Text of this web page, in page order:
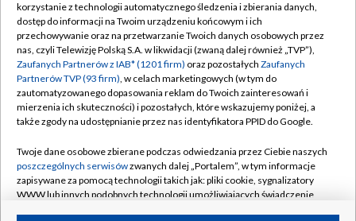
TVP
Abonament TVP
Emisja w TVP
Centrum informacji TVP
Naziemna Telewizja Cyfrowa
Rada Programowa
System NOS
Informacje o nadawcy
Regulamin TVP
Polityka prywatności
Moje zgody
Pomoc
Kontakt
Kanały
korzystanie z technologii automatycznego śledzenia i zbierania danych,
dostęp do informacji na Twoim urządzeniu końcowym i ich
przechowywanie oraz na przetwarzanie Twoich danych osobowych przez
nas, czyli Telewizję Polską S.A. w likwidacji (zwaną dalej również „TVP”),
Zaufanych Partnerów z IAB* (1201 firm) oraz pozostałych Zaufanych
Partnerów TVP (93 firm), w celach marketingowych (w tym do
zautomatyzowanego dopasowania reklam do Twoich zainteresowań i
mierzenia ich skuteczności) i pozostałych, które wskazujemy poniżej, a
także zgody na udostępnianie przez nas identyfikatora PPID do Google.
Twoje dane osobowe zbierane podczas odwiedzania przez Ciebie naszych
poszczególnych serwisówzwanych dalej „Portalem”, w tym informacje
zapisywane za pomocą technologii takich jak: pliki cookie, sygnalizatory
WWW lub innych podobnych technologii umożliwiających świadczenie